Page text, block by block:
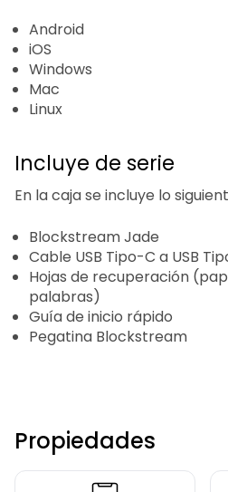
Android
iOS
Windows
Mac
Linux
Incluye de serie
En la caja se incluye lo
Blockstream Jade
Cable USB Tipo-C a USB
Hojas de recuperación
palabras)
Guía de inicio rápido
Pegatina Blockstream
Propiedades